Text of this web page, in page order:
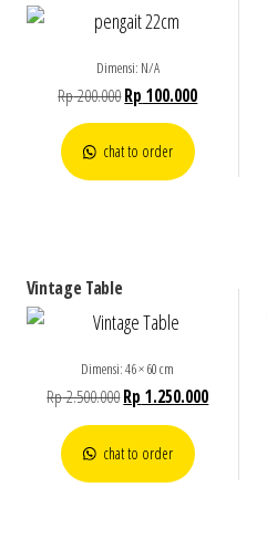
Dimensi: N/A
Rp200.000Rp 100.000
chat to order
Vintage Table
Dimensi: 46 × 60 cm
Rp2.500.000Rp 1.250.000
chat to order